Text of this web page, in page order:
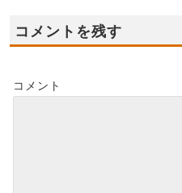
コメントを残す
コメント